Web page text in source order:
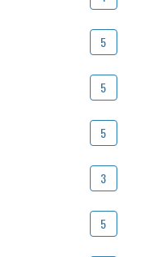
5
5
5
3
5